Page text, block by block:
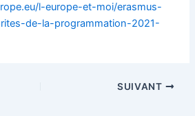
l-europe-et-moi/erasmus-
de-la-programmation-2021-
SUIVANT